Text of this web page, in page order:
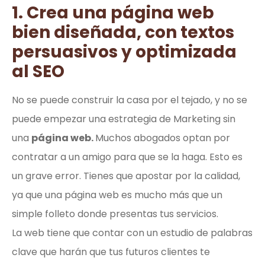
1. Crea una página web
bien diseñada, con textos
persuasivos y optimizada
al SEO
No se puede construir la casa por el tejado, y no se
puede empezar una estrategia de Marketing sin
una página web.Muchos abogados optan por
contratar a un amigo para que se la haga. Esto es
un grave error. Tienes que apostar por la calidad,
ya que una página web es mucho más que un
simple folleto donde presentas tus servicios.
La web tiene que contar con un estudio de palabras
clave que harán que tus futuros clientes te